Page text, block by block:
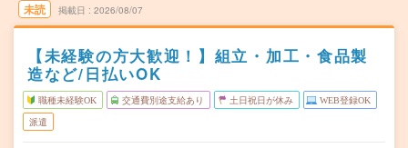
未読 掲載日 2026/08/07
【未経験の方大歓迎！】組立・加工・食品製
造など/日払いOK
職種未経験OK 交通費別途支給あり 土日祝日が休み WEB登録OK
派遣